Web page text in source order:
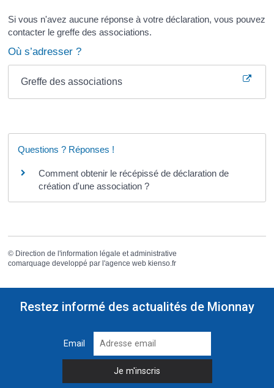
Si vous n'avez aucune réponse à votre déclaration, vous pouvez
contacter le greffe des associations.
Où s’adresser ?
Greffe des associations
Questions ? Réponses !
Comment obtenir le récépissé de déclaration de
création d'une association ?
© Direction de l'information légale et administrative
comarquage developpé par l'agence web kienso.fr
Restez informé des actualités de Mionnay
Email